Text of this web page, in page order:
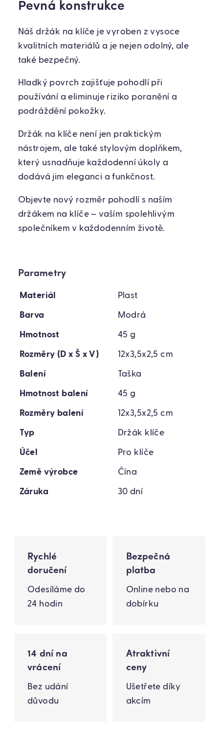
Pevná konstrukce
Náš držák na klíče je vyroben z vysoce
kvalitních materiálů a je nejen odolný, ale
také bezpečný.
Hladký povrch zajišťuje pohodlí při
používání a eliminuje riziko poranění a
podráždění pokožky.
Držák na klíče není jen praktickým
nástrojem, ale také stylovým doplňkem,
který usnadňuje každodenní úkoly a
dodává jim eleganci a funkčnost.
Objevte nový rozměr pohodlí s naším
držákem na klíče – vaším spolehlivým
společníkem v každodenním životě.
Parametry
Materiál Plast
Barva Modrá
Hmotnost 45 g
Rozměry (D x Š x V) 12x3,5x2,5 cm
Balení Taška
Hmotnost balení 45 g
Rozměry balení 12x3,5x2,5 cm
Typ Držák klíče
Účel Pro klíče
Země výrobce Čína
Záruka 30 dní
Rychlé
doručení
Odesíláme do
24 hodin
Bezpečná
platba
Online nebo na
dobírku
14 dní na
vrácení
Bez udání
důvodu
Atraktivní
ceny
Ušetřete díky
akcím